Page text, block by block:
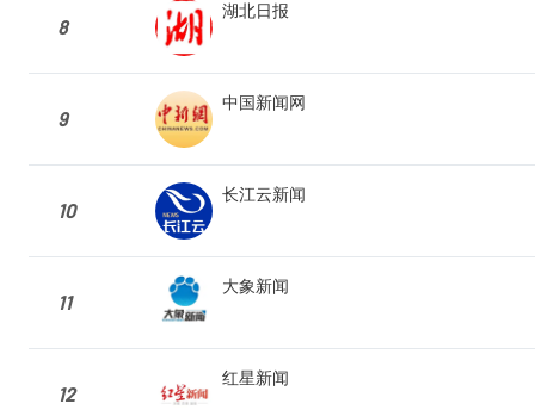
8
湖北日报
9
中国新闻网
10
长江云新闻
11
大象新闻
12
红星新闻